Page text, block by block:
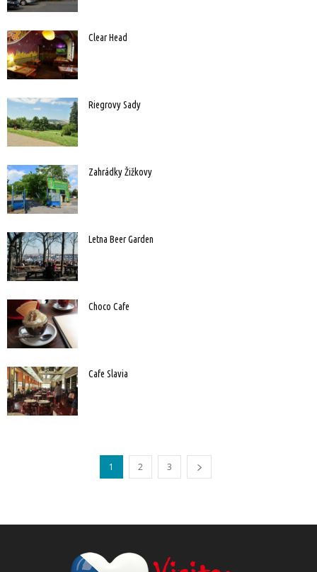
Clear Head
Riegrovy Sady
Zahrádky Žižkovy
Letna Beer Garden
Choco Cafe
Cafe Slavia
1 2 3